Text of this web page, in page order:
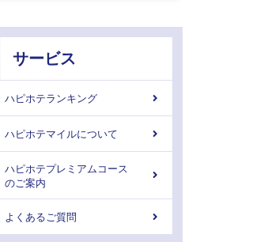
サービス
ハピホテランキング
ハピホテマイルについて
ハピホテプレミアムコース
のご案内
よくあるご質問